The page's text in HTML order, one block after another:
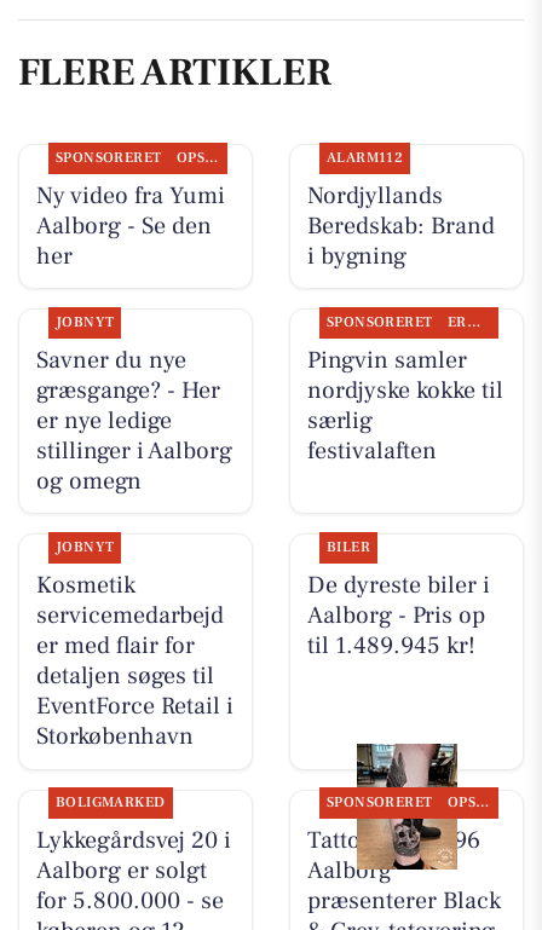
FLERE ARTIKLER
SPONSORERET OPSLAGSTAVLEN
Ny video fra Yumi
Aalborg - Se den
her
ALARM112
Nordjyllands
Beredskab: Brand
i bygning
JOBNYT
Savner du nye
græsgange? - Her
er nye ledige
stillinger i Aalborg
og omegn
SPONSORERET ERHVERV
Pingvin samler
nordjyske kokke til
særlig
festivalaften
JOBNYT
Kosmetik
servicemedarbejd
er med flair for
detaljen søges til
EventForce Retail i
Storkøbenhavn
BILER
De dyreste biler i
Aalborg - Pris op
til 1.489.945 kr!
BOLIGMARKED
Lykkegårdsvej 20 i
Aalborg er solgt
for 5.800.000 - se
SPONSORERET OPSLAGSTAVLEN
Tattoo Studio 96
Aalborg
præsenterer Black